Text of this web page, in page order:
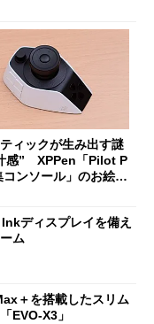
ィックが生み出す謎
感” XPPen「Pilot P
ンソール」のお絵描
ディスプレイを備え
ム
＋を搭載したスリム
EVO-X3」